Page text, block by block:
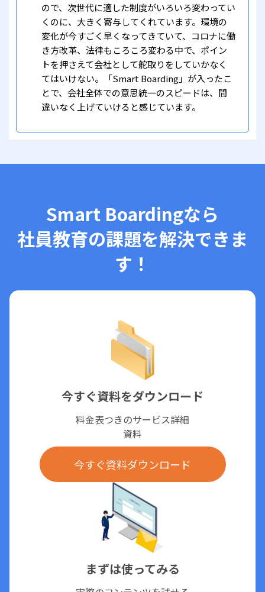
ので、次世代に適した制度がいろいろ変わってい
くのに、大きく寄与してくれています。環境の
変化が今すごく早くなってきていて、コロナに働
き方改革、法律もころころ変わる中で、ポイン
トを押さえて会社として舵取りをしていかなく
てはいけない。「Smart Boarding」が入ったこ
とで、会社全体での意思統一のスピードは、間
違いなく上げていけると感じています。
Smart Boardingなら
社員教育の課題を解決できま
す！
今すぐ資料をダウンロード
料金表つきのサービス詳細
資料
今すぐ資料ダウンロード
まずは使ってみる